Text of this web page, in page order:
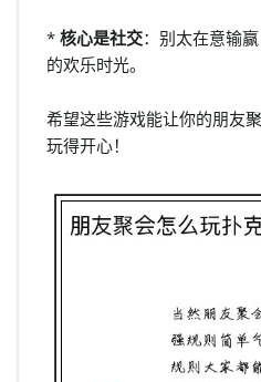
* 核心是社交：别太在意输
的欢乐时光。
希望这些游戏能让你的朋友
玩得开心！